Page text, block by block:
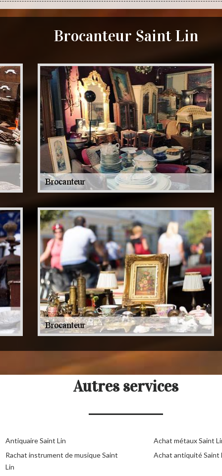
Brocanteur Saint Lin
Autres services
Antiquaire Saint Lin
Rachat instrument de musique Saint
Lin
Achat métaux Saint
Achat antiquité Saint